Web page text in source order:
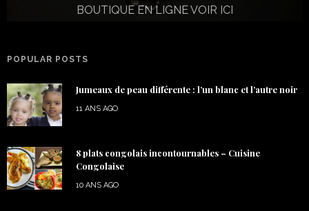
BOUTIQUE EN LIGNE VOIR ICI
POPULAR POSTS
Jumeaux de peau différente : l’un blanc et l’autre noir
11 ANS AGO
8 plats congolais incontournables – Cuisine
Congolaise
10 ANS AGO